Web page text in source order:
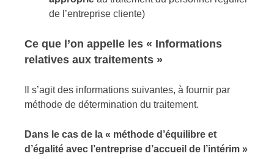
de l’entreprise cliente)
Ce que l’on appelle les « Informations
relatives aux traitements »
Il s’agit des informations suivantes, à fournir par
méthode de détermination du traitement.
Dans le cas de la « méthode d’équilibre et
d’égalité avec l’entreprise d’accueil de l’intérim »